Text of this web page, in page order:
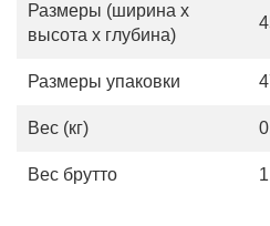
Размеры (ширина х
высота х глубина)
Размеры упаковки
Вес (кг)
Вес брутто